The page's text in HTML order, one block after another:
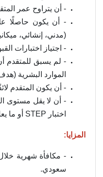
- أن يتراوح عمر المتقدم بين
- أن يكون حاصلًا
(مدني، إنشائي،
- اجتياز اختبارات
- لم يسبق للمتقدم
الموارد البشرية
- أن يكون المتقدم
اختبار STEP أو ما يعادلها.
المزايا:
سعودي.